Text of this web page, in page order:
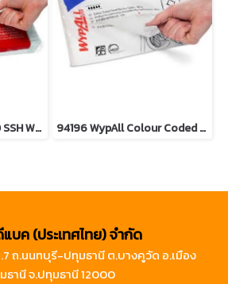
94166 WYPALL CC HD SSH WHT 20X12 94196 WypAll Colour Coded Food Service Cloths White
บค (ประเทศไทย) จำกัด
ถ.นนทบุรี-ปทุมธานี ต.บางคูวัด อ.เมือง
ธานี จ.ปทุมธานี 12000